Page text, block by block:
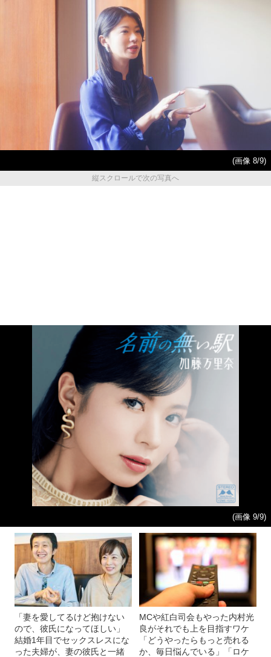
(画像 8/9)
縦スクロールで次の写真へ
(画像 9/9)
「妻を愛してるけど抱けない
ので、彼氏になってほしい」
結婚1年目でセックスレスにな
った夫婦が、妻の彼氏と一緒
MCや紅白司会もやった内村光
良がそれでも上を目指すワケ
「どうやったらもっと売れる
か、毎日悩んでいる」「ロケ